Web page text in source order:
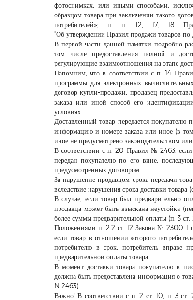
фотоснимках, или иными способами,
образцом товара при заключении такого
потребителей»; п. п. 12, 17, 18
"Об утверждении Правил продажи товаров
В первой части данной памятки подробно
том числе предоставления полной и
регулирующие взаимоотношения на этапе
Напомним, что в соответствии с п. 14
программы для электронных
договор купли-продажи, продавец
заказа или иной способ его
условиях.
Доставленный товар передается
информацию и номере заказа или иное (в том
иное не предусмотрено законодательством
В соответствии с п. 20 Правил № 2463, если
передан покупателю по его вине,
предусмотренных договором.
За нарушение продавцом срока передачи
вследствие нарушения срока доставки
В случае, если товар был предварительно
продавца может быть взыскана неустойка
более суммы предварительной оплаты (п. 3
Положениями п. 2.2 ст. 12 Закона № 2300-1
если товар, в отношении которого
потребителю в срок, потребитель вправе
предварительной оплаты товара.
В момент доставки товара покупателю в
должна быть предоставлена информация о
N 2463).
Важно! В соответствии с п. 2 ст. 10, п. 3 ст.